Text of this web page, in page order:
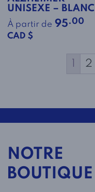
UNISEXE – BLANC
À partir de 95.00
CAD $
2
NOTRE
BOUTIQUE